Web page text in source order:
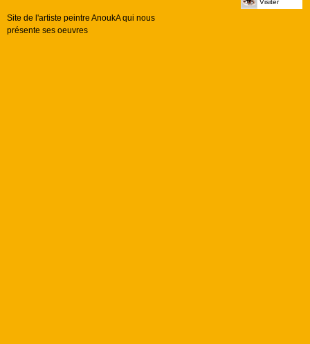
Visiter
Site de l'artiste peintre AnoukA qui nous
présente ses oeuvres